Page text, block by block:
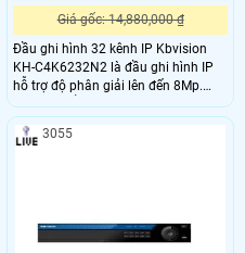
Giá gốc: 14,880,000 ₫
Đầu ghi hình 32 kênh IP Kbvision
KH-C4K6232N2 là đầu ghi hình IP
hỗ trợ độ phân giải lên đến 8Mp.
Cùng chuẩn nén H.265 giúp tiết
kiệm băng thông và ổ cứng.
3055